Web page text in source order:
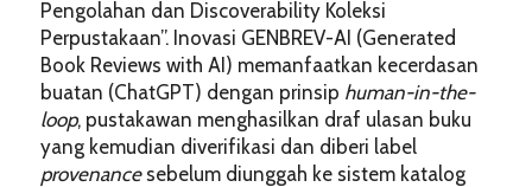
Pengolahan dan Discoverability Koleksi
Perpustakaan”. Inovasi GENBREV-AI (Generated
Book Reviews with AI) memanfaatkan kecerdasan
buatan (ChatGPT) dengan prinsip human-in-the-
loop, pustakawan menghasilkan draf ulasan buku
yang kemudian diverifikasi dan diberi label
provenancesebelum diunggah ke sistem katalog